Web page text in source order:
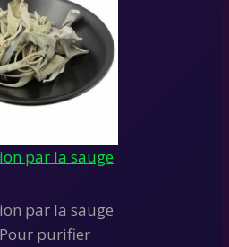
par la sauge
par la sauge
purifier